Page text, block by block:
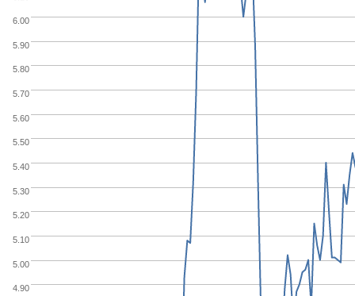
5.00
5.50
6.00
4.90
5.10
5.20
5.30
5.40
5.60
5.70
5.80
5.90